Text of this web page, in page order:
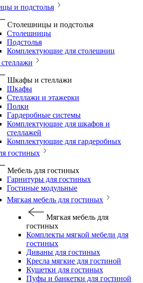
и подстолья
Столешницы и подстолья
Столешницы
Подстолья
Комплектующие для столешниц
Шкафы и стеллажи
Шкафы
Стеллажи и этажерки
Полки
Гардеробные системы
Комплектующие для шкафов и
стеллажей
Комплектующие для гардеробных
гостиных
Мебель для гостиных
Гарнитуры для гостиных
Гостиные модульные
Мягкая мебель для гостиных
Мягкая мебель для
гостиных
Комплекты мягкой мебели для
гостиных
Диваны для гостиных
Кресла мягкие для гостиной
Кушетки для гостиных
Пуфы и банкетки для гостиной